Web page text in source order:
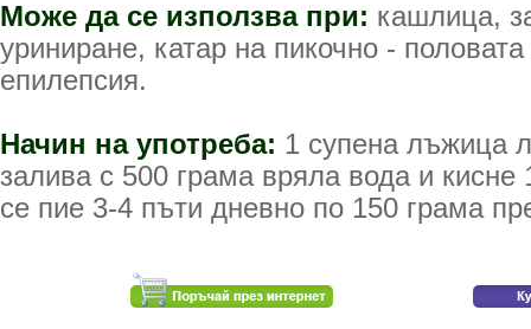
Може да се използва при: кашлица,
уриниране, катар на пикочно -
епилепсия.
Начин на употреба: 1 супена лъжица
залива с 500 грама вряла вода и
се пие 3-4 пъти дневно по 150 грама